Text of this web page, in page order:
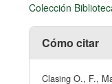
Colección
Cómo citar
Clasing O., F.,